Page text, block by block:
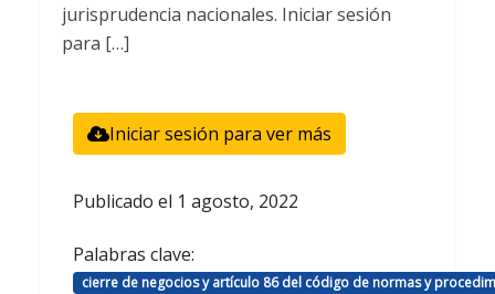
jurisprudencia nacionales. Iniciar sesión
para […]
Iniciar sesión para ver más
Publicado el 1 agosto, 2022
Palabras clave:
cierre de negocios y artículo 86 del código de normas y